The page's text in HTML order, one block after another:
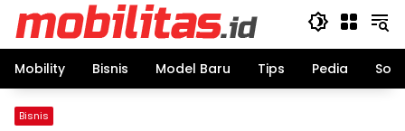
Mobility Bisnis Model Baru Tips Pedia
Bisnis